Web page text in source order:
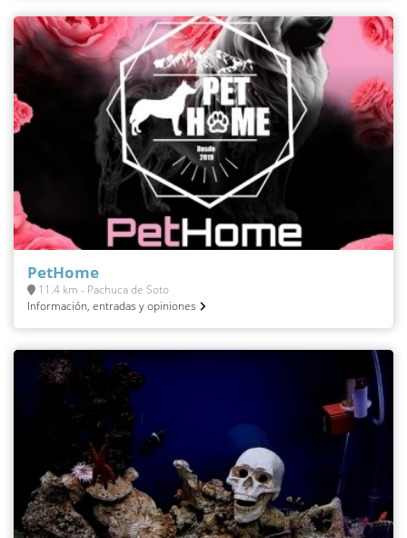
PetHome
11.4 km - Pachuca de Soto
Información, entradas y opiniones